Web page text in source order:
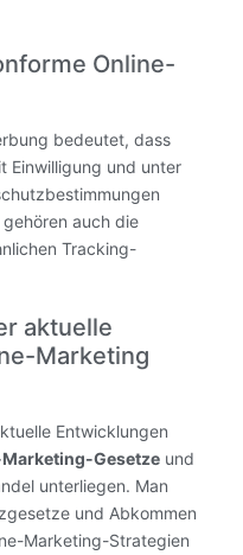
Online-
bedeutet, dass
Einwilligung und unter
auch die
Tracking-
aktuelle
Marketing
Entwicklungen
Gesetze und
unterliegen. Man
und Abkommen
Marketing-Strategien